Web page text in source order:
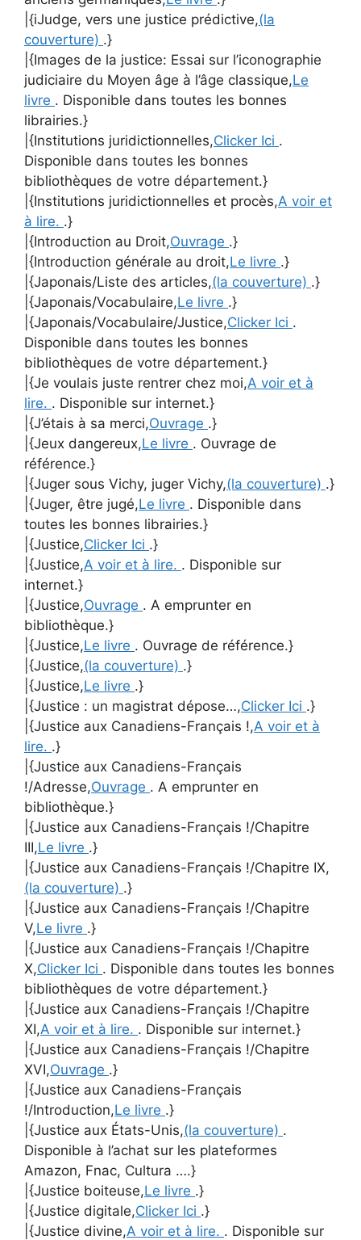
|{iJudge, vers une justice prédictive,(la
couverture) .}
|{Images de la justice: Essai sur l’iconographie
judiciaire du Moyen âge à l’âge classique,Le
livre . Disponible dans toutes les bonnes
librairies.}
|{Institutions juridictionnelles,Clicker Ici .
Disponible dans toutes les bonnes
bibliothèques de votre département.}
|{Institutions juridictionnelles et procès,A voir et
à lire. .}
|{Introduction au Droit,Ouvrage .}
|{Introduction générale au droit,Le livre .}
|{Japonais/Liste des articles,(la couverture) .}
|{Japonais/Vocabulaire,Le livre .}
|{Japonais/Vocabulaire/Justice,Clicker Ici .
Disponible dans toutes les bonnes
bibliothèques de votre département.}
|{Je voulais juste rentrer chez moi,A voir et à
lire. . Disponible sur internet.}
|{J’étais à sa merci,Ouvrage .}
|{Jeux dangereux,Le livre . Ouvrage de
référence.}
|{Juger sous Vichy, juger Vichy,(la couverture) .}
|{Juger, être jugé,Le livre . Disponible dans
toutes les bonnes librairies.}
|{Justice,Clicker Ici .}
|{Justice,A voir et à lire. . Disponible sur
internet.}
|{Justice,Ouvrage . A emprunter en
bibliothèque.}
|{Justice,Le livre . Ouvrage de référence.}
|{Justice,(la couverture) .}
|{Justice,Le livre .}
|{Justice : un magistrat dépose…,Clicker Ici .}
|{Justice aux Canadiens-Français !,A voir et à
lire. .}
|{Justice aux Canadiens-Français
!/Adresse,Ouvrage . A emprunter en
bibliothèque.}
|{Justice aux Canadiens-Français !/Chapitre
III,Le livre .}
|{Justice aux Canadiens-Français !/Chapitre IX,
(la couverture) .}
|{Justice aux Canadiens-Français !/Chapitre
V,Le livre .}
|{Justice aux Canadiens-Français !/Chapitre
X,Clicker Ici . Disponible dans toutes les bonnes
bibliothèques de votre département.}
|{Justice aux Canadiens-Français !/Chapitre
XI,A voir et à lire. . Disponible sur internet.}
|{Justice aux Canadiens-Français !/Chapitre
XVI,Ouvrage .}
|{Justice aux Canadiens-Français
!/Introduction,Le livre .}
|{Justice aux États-Unis,(la couverture) .
Disponible à l’achat sur les plateformes
Amazon, Fnac, Cultura ….}
|{Justice boiteuse,Le livre .}
|{Justice digitale,Clicker Ici .}
|{Justice divine,A voir et à lire. . Disponible sur